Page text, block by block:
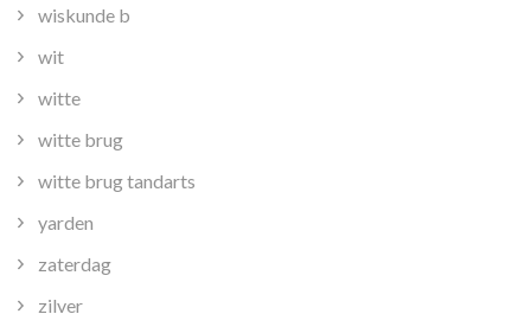
wiskunde b
wit
witte
witte brug
witte brug tandarts
yarden
zaterdag
zilver